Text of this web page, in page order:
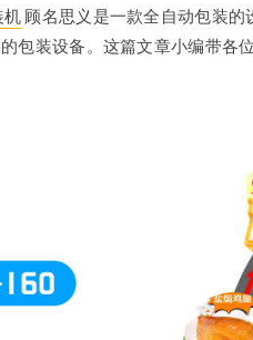
机 顾名思义是一款全自动包装
包装设备。这篇文章小编带各